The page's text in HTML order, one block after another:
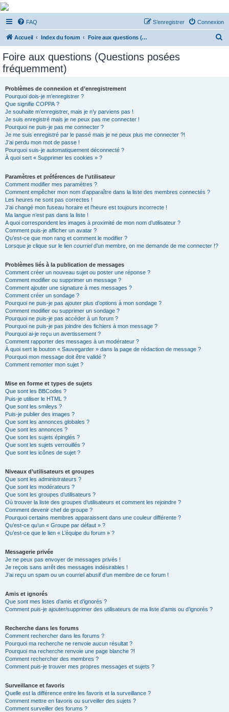
De Musicae Militari -
Forums
Forums de discussions
FAQ Connexion
S’enregistrer
Accueil Index du forum Foire aux questions (Questions posées fréquemment)
Foire aux questions (Questions posées
fréquemment)
Problèmes de connexion et d’enregistrement
Pourquoi dois-je m’enregistrer ?
Que signifie COPPA ?
Je souhaite m’enregistrer, mais je n’y parviens pas !
Je suis enregistré mais je ne peux pas me connecter !
Pourquoi ne puis-je pas me connecter ?
Je me suis enregistré par le passé mais je ne peux plus me connecter ?!
J’ai perdu mon mot de passe !
Pourquoi suis-je automatiquement déconnecté ?
À quoi sert « Supprimer les cookies » ?
Paramètres et préférences de l’utilisateur
Comment modifier mes paramètres ?
Comment empêcher mon nom d’apparaître dans la liste des membres connectés ?
Les heures ne sont pas correctes !
J’ai changé mon fuseau horaire et l’heure est toujours incorrecte !
Ma langue n’est pas dans la liste !
A quoi correspondent les images à proximité de mon nom d’utilisateur ?
Comment puis-je afficher un avatar ?
Qu’est-ce que mon rang et comment le modifier ?
Lorsque je clique sur le lien courrield’un membre, on me demande de me connecter !?
Problèmes liés à la publication de messages
Comment créer un nouveau sujet ou poster une réponse ?
Comment modifier ou supprimer un message ?
Comment ajouter une signature à mes messages ?
Comment créer un sondage ?
Pourquoi ne puis-je pas ajouter plus d’options à mon sondage ?
Comment modifier ou supprimer un sondage ?
Pourquoi ne puis-je pas accéder à un forum ?
Pourquoi ne puis-je pas joindre des fichiers à mon message ?
Pourquoi ai-je reçu un avertissement ?
Comment rapporter des messages à un modérateur ?
À quoi sert le bouton « Sauvegarder » dans la page de rédaction de message ?
Pourquoi mon message doit être validé ?
Comment remonter mon sujet ?
Mise en forme et types de sujets
Que sont les BBCodes ?
Puis-je utiliser le HTML ?
Que sont les smileys ?
Puis-je publier des images ?
Que sont les annonces globales ?
Que sont les annonces ?
Que sont les sujets épinglés ?
Que sont les sujets verrouillés ?
Que sont les icônes de sujet ?
Niveaux d’utilisateurs et groupes
Que sont les administrateurs ?
Que sont les modérateurs ?
Que sont les groupes d’utilisateurs ?
Où trouver la liste des groupes d’utilisateurs et comment les rejoindre ?
Comment devenir chef de groupe ?
Pourquoi certains membres apparaissent dans une couleur différente ?
Qu’est-ce qu’un « Groupe par défaut » ?
Qu’est-ce que le lien « L’équipe du forum » ?
Messagerie privée
Je ne peux pas envoyer de messages privés !
Je reçois sans arrêt des messages indésirables !
J’ai reçu un spam ou un courriel abusif d’un membre de ce forum !
Amis et ignorés
Que sont mes listes d’amis et d’ignorés ?
Comment puis-je ajouter/supprimer des utilisateurs de ma liste d’amis ou d’ignorés ?
Recherche dans les forums
Comment rechercher dans les forums ?
Pourquoi ma recherche ne renvoie aucun résultat ?
Pourquoi ma recherche renvoie une page blanche ?!
Comment rechercher des membres ?
Comment puis-je trouver mes propres messages et sujets ?
Surveillance et favoris
Quelle est la différence entre les favoris et la surveillance ?
Comment mettre en favoris ou surveiller des sujets ?
Comment surveiller des forums ?